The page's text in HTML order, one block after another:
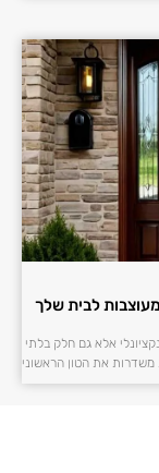
לבית שלך
אלא גם חלק בלתי
את הטון הראשוני